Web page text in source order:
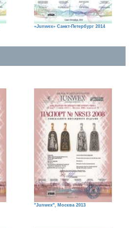
«Junwex» Санкт-Петербург 2014
"Junwex", Москва 2013